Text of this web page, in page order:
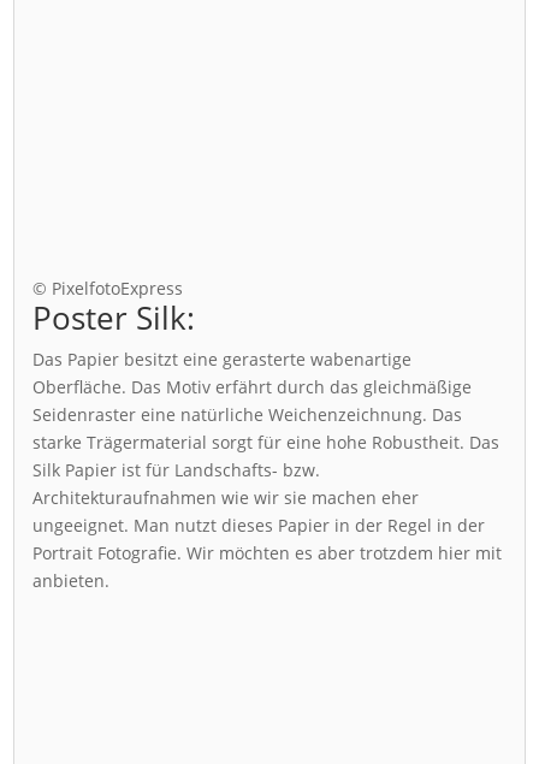
© PixelfotoExpress
Poster Silk:
Das Papier besitzt eine gerasterte wabenartige
Oberfläche. Das Motiv erfährt durch das gleichmäßige
Seidenraster eine natürliche Weichenzeichnung. Das
starke Trägermaterial sorgt für eine hohe Robustheit. Das
Silk Papier ist für Landschafts- bzw.
Architekturaufnahmen wie wir sie machen eher
ungeeignet. Man nutzt dieses Papier in der Regel in der
Portrait Fotografie. Wir möchten es aber trotzdem hier mit
anbieten.